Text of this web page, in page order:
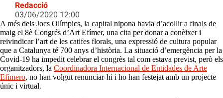
Redacció
03/06/2020 12:00
A més dels Jocs Olímpics, la capital nipona havia d’acollir a finals de
maig el 8è Congrés d’Art Efímer, una cita per donar a conèixer i
reivindicar l’art de les catifes florals, una expressió de cultura popular
que a Catalunya té 700 anys d’història. La situació d’emergència per la
Covid-19 ha impedit celebrar el congrès tal com estava previst, però els
organitzadors, la Coordinadora Internacional de Entidades de Arte
Efímero, no han volgut renunciar-hi i ho han festejat amb un projecte
únic i virtual.